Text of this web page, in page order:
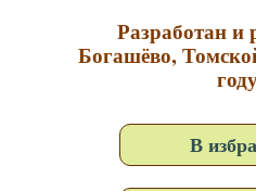
Разработан и
Богашёво,
В